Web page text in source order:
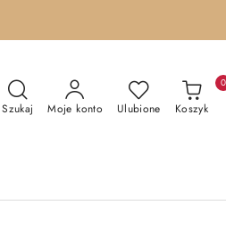
Szukaj Moje konto Ulubione Koszyk
0